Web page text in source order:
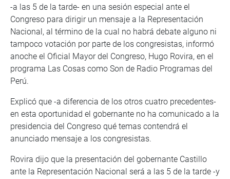
-a las 5 de la tarde- en una sesión especial ante el
Congreso para dirigir un mensaje a la Representación
Nacional, al término de la cual no habrá debate alguno ni
tampoco votación por parte de los congresistas, informó
anoche el Oficial Mayor del Congreso, Hugo Rovira, en el
programa Las Cosas como Son de Radio Programas del
Perú.
Explicó que -a diferencia de los otros cuatro precedentes-
en esta oportunidad el gobernante no ha comunicado a la
presidencia del Congreso qué temas contendrá el
anunciado mensaje a los congresistas.
Rovira dijo que la presentación del gobernante Castillo
ante la Representación Nacional será a las 5 de la tarde -y